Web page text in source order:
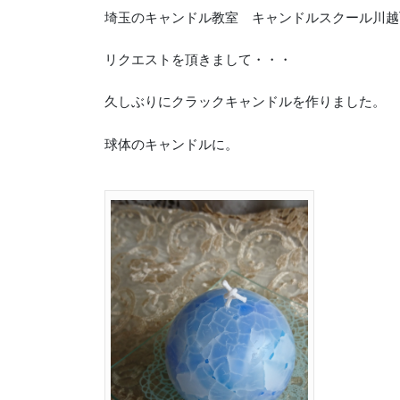
埼玉のキャンドル教室 キャンドルスクール川
リクエストを頂きまして・・・
久しぶりにクラックキャンドルを作りました。
球体のキャンドルに。